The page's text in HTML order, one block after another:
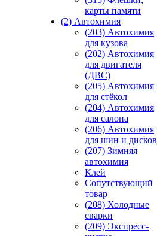
карты памяти
(2) Автохимия
(203) Автохимия
для кузова
(202) Автохимия
для двигателя
(ДВС)
(205) Автохимия
для стёкол
(204) Автохимия
для салона
(206) Автохимия
для шин и дисков
(207) Зимняя
автохимия
Клей
Сопутствующий
товар
(208) Холодные
сварки
(209) Экспреcс-